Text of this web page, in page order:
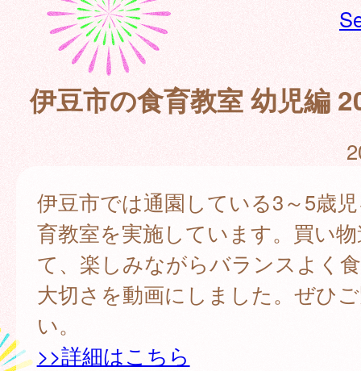
伊豆市の食育教室 幼児編
伊豆市では通園している3～5歳
育教室を実施しています。買い
て、楽しみながらバランスよく
大切さを動画にしました。ぜひ
い。
>>詳細はこちら